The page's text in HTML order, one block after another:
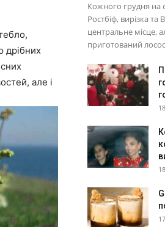
дрібних
але і
Кожного грудня на
Ростбіф, вирізка та
центральне місце,
приготований